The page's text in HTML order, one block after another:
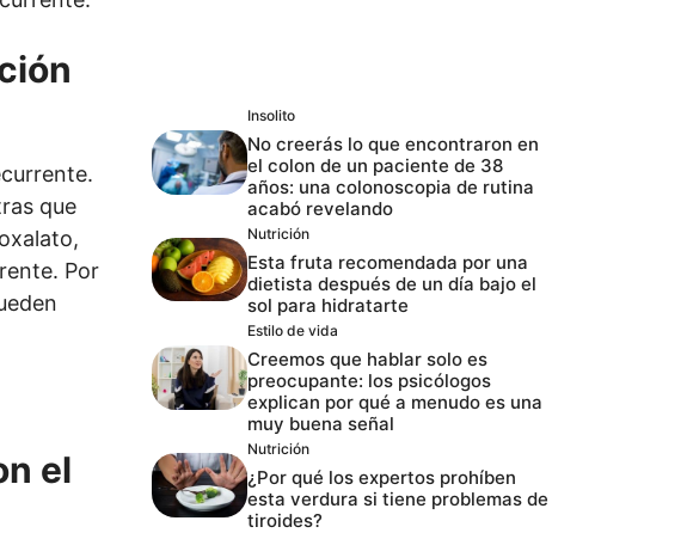
que
Por
el
Insolito
No creerás lo que encontraron en
el colon de un paciente de 38
años: una colonoscopia de rutina
acabó revelando
Nutrición
Esta fruta recomendada por una
dietista después de un día bajo el
sol para hidratarte
Estilo de vida
Creemos que hablar solo es
preocupante: los psicólogos
explican por qué a menudo es una
muy buena señal
Nutrición
¿Por qué los expertos prohíben
esta verdura si tiene problemas de
tiroides?